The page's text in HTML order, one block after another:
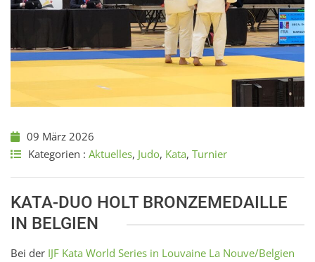
09 März 2026
Kategorien : Aktuelles, Judo, Kata, Turnier
KATA-DUO HOLT BRONZEMEDAILLE
IN BELGIEN
Bei der IJF Kata World Series in Louvaine La Nouve/Belgien